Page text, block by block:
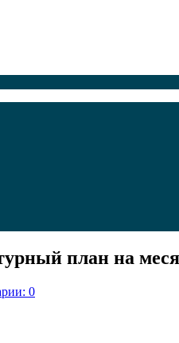
план на
0